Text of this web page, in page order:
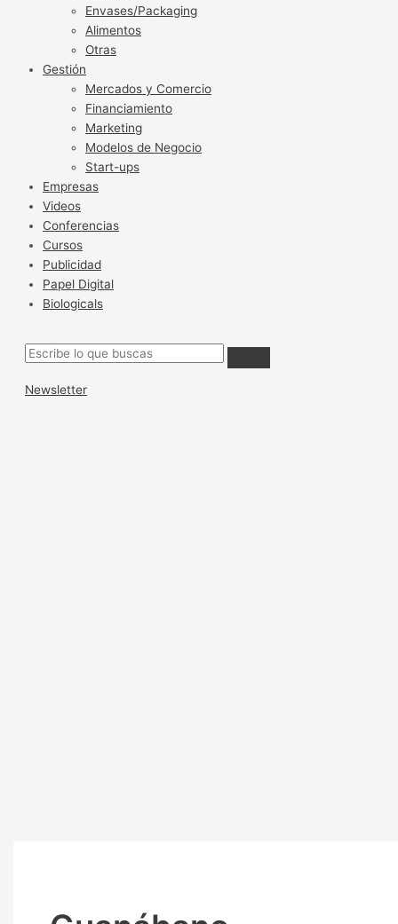
Envases/Packaging
Alimentos
Otras
Gestión
Mercados y Comercio
Financiamiento
Marketing
Modelos de Negocio
Start-ups
Empresas
Videos
Conferencias
Cursos
Publicidad
Papel Digital
Biologicals
Newsletter